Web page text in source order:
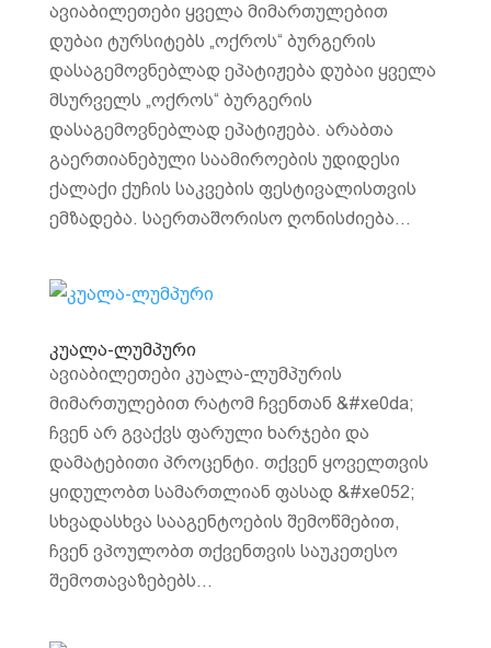
ავიაბილეთები ყველა მიმართულებით
დუბაი ტურსიტებს „ოქროს“ ბურგერის
დასაგემოვნებლად ეპატიჟება დუბაი ყველა
მსურველს „ოქროს“ ბურგერის
დასაგემოვნებლად ეპატიჟება. არაბთა
გაერთიანებული საამიროების უდიდესი
ქალაქი ქუჩის საკვების ფესტივალისთვის
ემზადება. საერთაშორისო ღონისძიება...
კუალა-ლუმპური
ავიაბილეთები კუალა-ლუმპურის
მიმართულებით რატომ ჩვენთან &#xe0da;
ჩვენ არ გვაქვს ფარული ხარჯები და
დამატებითი პროცენტი. თქვენ ყოველთვის
ყიდულობთ სამართლიან ფასად &#xe052;
სხვადასხვა სააგენტოების შემოწმებით,
ჩვენ ვპოულობთ თქვენთვის საუკეთესო
შემოთავაზებებს...